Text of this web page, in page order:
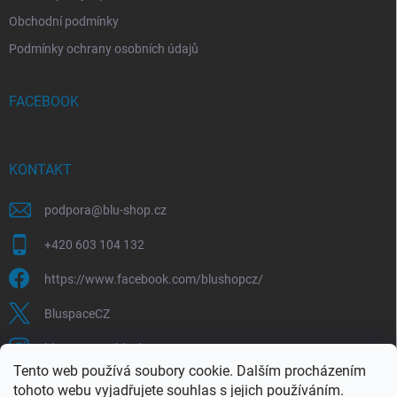
Tento web používá soubory cookie. Dalším procházením
tohoto webu vyjadřujete souhlas s jejich používáním.
Obchodní podmínky
Podmínky ochrany osobních údajů
FACEBOOK
KONTAKT
podpora@blu-shop.cz
+420 603 104 132
https://www.facebook.com/blushopcz/
BluspaceCZ
bluspace.cz_blushop.cz